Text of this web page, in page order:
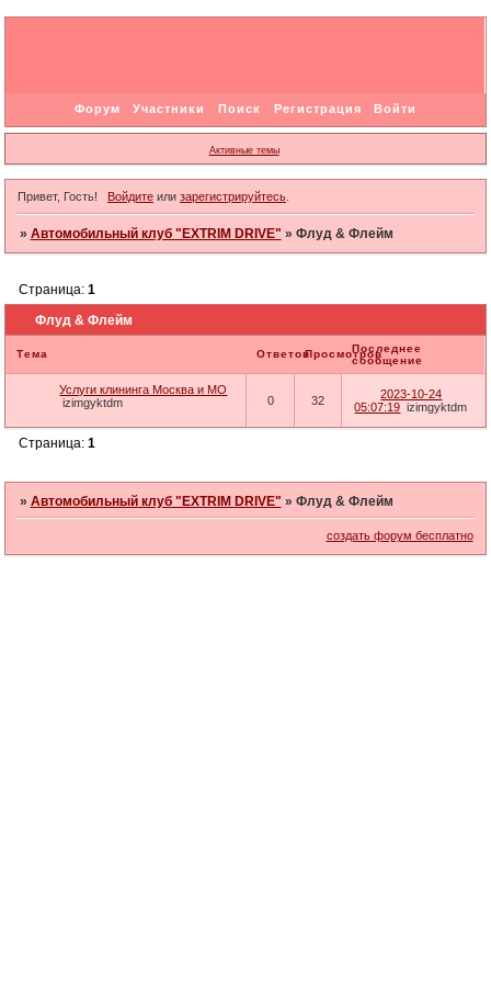
Форум Участники Поиск Регистрация Войти
Активные темы
Привет, Гость! Войдитеили зарегистрируйтесь.
» Автомобильный клуб "EXTRIM DRIVE" » Флуд & Флейм
Флуд & Флейм
Страница: 1
Тема ОтветовПросмотровПоследнее
сообщение
Услуги клининга Москва и МО
izimgyktdm
0 32
2023-10-24
05:07:19 izimgyktdm
Страница: 1
» Автомобильный клуб "EXTRIM DRIVE" » Флуд & Флейм
создать форум бесплатно